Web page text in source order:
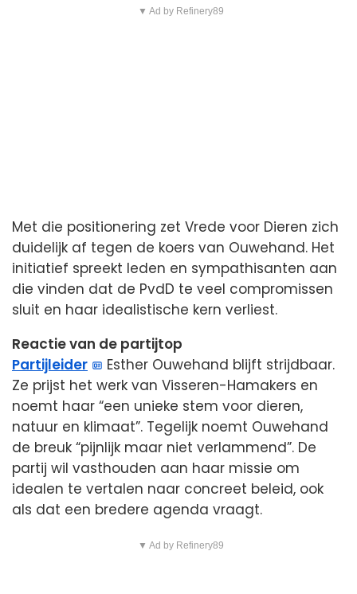
▼ Ad by Refinery89
Met die positionering zet Vrede voor Dieren zich
duidelijk af tegen de koers van Ouwehand. Het
initiatief spreekt leden en sympathisanten aan
die vinden dat de PvdD te veel compromissen
sluit en haar idealistische kern verliest.
Reactie van de partijtop
Partijleider
Esther Ouwehand blijft strijdbaar.
Ze prijst het werk van Visseren-Hamakers en
noemt haar “een unieke stem voor dieren,
natuur en klimaat”. Tegelijk noemt Ouwehand
de breuk “pijnlijk maar niet verlammend”. De
partij wil vasthouden aan haar missie om
idealen te vertalen naar concreet beleid, ook
als dat een bredere agenda vraagt.
▼ Ad by Refinery89